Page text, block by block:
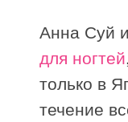
Анна Суй
для ногтей
только в
течение